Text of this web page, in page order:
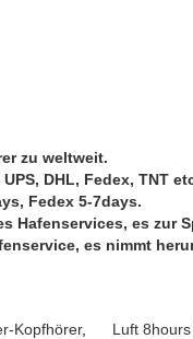
zu weltweit.
DHL, Fedex, TNT
Fedex 5-7days.
Hafenservices, es zur
es nimmt
Kopfhörer, Luft